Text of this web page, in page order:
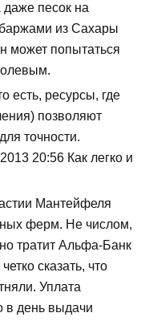
даже песок на
из Сахары
может попытаться
есть, ресурсы, где
позволяют
точности.
20:56 Как легко и
Мантейфеля
ферм. Не числом,
тратит Альфа-Банк
сказать, что
Уплата
в день выдачи